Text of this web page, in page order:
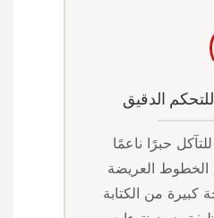
الدقيق
حبرًا ناعمًا
الخطوط العريضة
من الكتابة